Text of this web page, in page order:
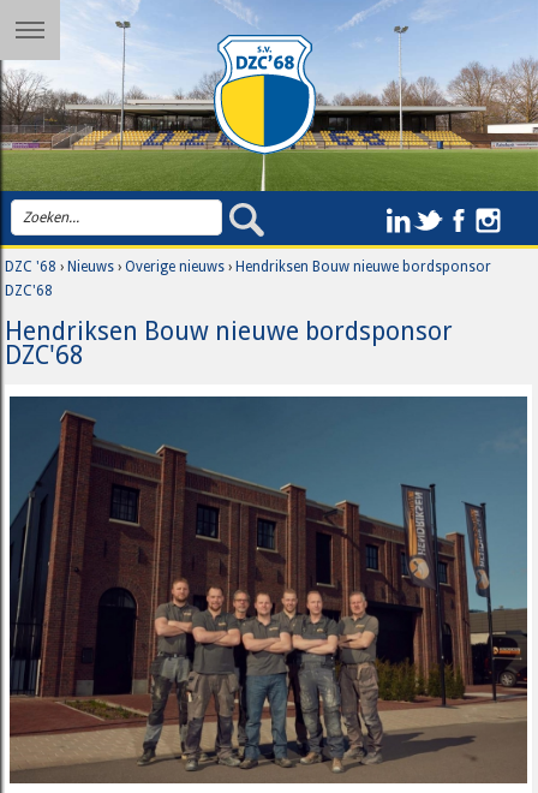
DZC '68 ›Nieuws ›Overige nieuws ›Hendriksen Bouw nieuwe bordsponsor
DZC'68
Hendriksen Bouw nieuwe bordsponsor
DZC'68